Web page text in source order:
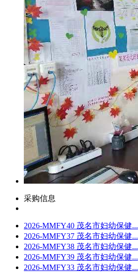
采购信息
2026-MMFY40 茂名市妇幼保健...
2026-MMFY37 茂名市妇幼保健...
2026-MMFY38 茂名市妇幼保健...
2026-MMFY39 茂名市妇幼保健...
2026-MMFY33 茂名市妇幼保健...